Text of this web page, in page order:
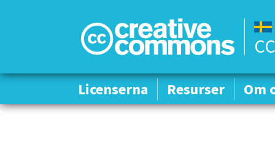
Licenserna Resurser Om
Licenserna Resurser Om